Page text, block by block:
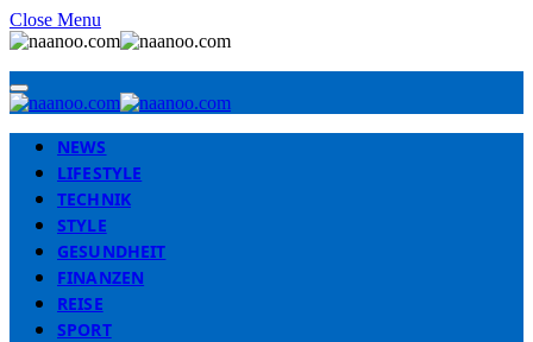
Close Menu
NEWS
LIFESTYLE
TECHNIK
STYLE
GESUNDHEIT
FINANZEN
REISE
SPORT